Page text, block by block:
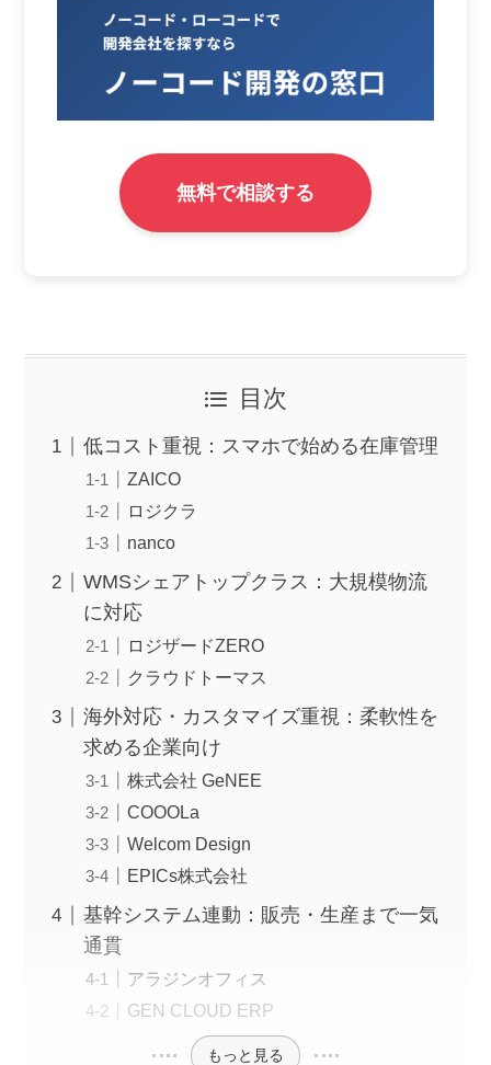
無料で相談する
目次
低コスト重視：スマホで始める在庫管理
ZAICO
ロジクラ
nanco
WMSシェアトップクラス：大規模物流
に対応
ロジザードZERO
クラウドトーマス
海外対応・カスタマイズ重視：柔軟性を
求める企業向け
株式会社 GeNEE
COOOLa
Welcom Design
EPICs株式会社
基幹システム連動：販売・生産まで一気
通貫
アラジンオフィス
GEN CLOUD ERP
もっと見る